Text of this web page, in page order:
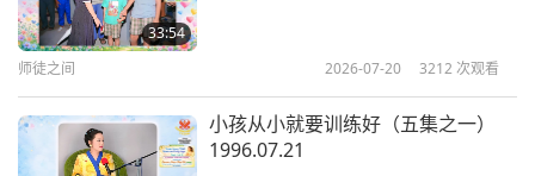
33:54
师徒之间 2026-07-20 3212 次观看
小孩从小就要训练好（五集之一）
1996.07.21